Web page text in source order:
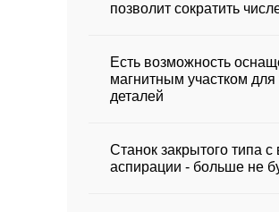
позволит сократить
Есть возможность
магнитным участком
деталей
Станок закрытого типа
аспирации - больше не